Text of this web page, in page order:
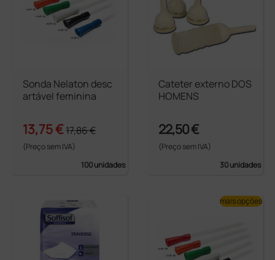
Sonda Nelaton desc
artável feminina
13,75 €17,86 €
(Preço sem IVA)
100 unidades
Cateter externo DOS
HOMENS
22,50 €
(Preço sem IVA)
30 unidades
mais opções